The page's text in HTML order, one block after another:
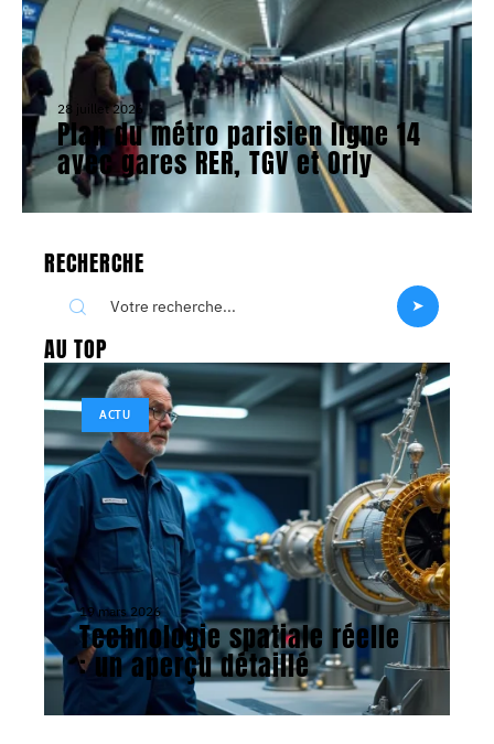
28 juillet 2026
Plan du métro parisien ligne 14
avec gares RER, TGV et Orly
RECHERCHE
AU TOP
ACTU
19 mars 2026
Technologie spatiale réelle
: un aperçu détaillé